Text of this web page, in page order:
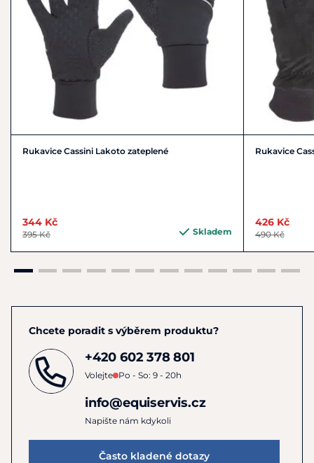
Rukavice Cassini Lakoto zateplené
344 Kč
395 Kč Skladem
Rukavice
426 Kč
490 Kč
Chcete poradit s výběrem produktu?
+420 602 378 801
Volejte Po - So: 9 - 20h
info@equiservis.cz
Napište nám kdykoli
Často kladené dotazy